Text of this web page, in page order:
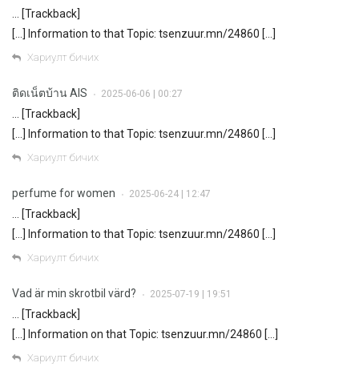
… [Trackback]
[…] Information to that Topic: tsenzuur.mn/24860 […]
Хариулт бичих
ติดเน็ตบ้าน AIS • 2025-06-06 | 00:27
… [Trackback]
[…] Information to that Topic: tsenzuur.mn/24860 […]
Хариулт бичих
perfume for women • 2025-06-24 | 12:47
… [Trackback]
[…] Information to that Topic: tsenzuur.mn/24860 […]
Хариулт бичих
Vad är min skrotbil värd? • 2025-07-19 | 19:51
… [Trackback]
[…] Information on that Topic: tsenzuur.mn/24860 […]
Хариулт бичих